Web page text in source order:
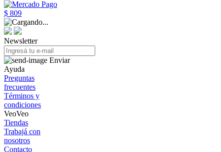
$ 809
Newsletter
Enviar
Ayuda
Preguntas
frecuentes
Términos y
condiciones
VeoVeo
Tiendas
Trabajá con
nosotros
Contacto